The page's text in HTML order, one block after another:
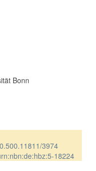
Bonn
3974
18224